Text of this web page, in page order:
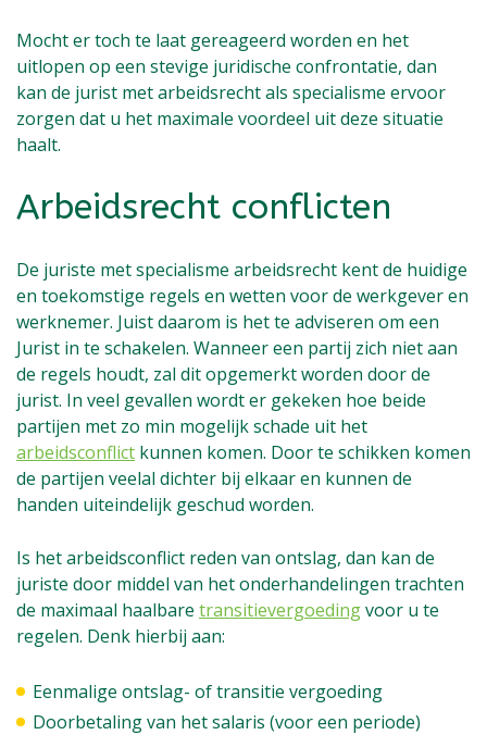
Mocht er toch te laat gereageerd worden en het
uitlopen op een stevige juridische confrontatie, dan
kan de jurist met arbeidsrecht als specialisme ervoor
zorgen dat u het maximale voordeel uit deze situatie
haalt.
Arbeidsrecht conflicten
De juriste met specialisme arbeidsrecht kent de huidige
en toekomstige regels en wetten voor de werkgever en
werknemer. Juist daarom is het te adviseren om een
Jurist in te schakelen. Wanneer een partij zich niet aan
de regels houdt, zal dit opgemerkt worden door de
jurist. In veel gevallen wordt er gekeken hoe beide
partijen met zo min mogelijk schade uit het
arbeidsconflict kunnen komen. Door te schikken komen
de partijen veelal dichter bij elkaar en kunnen de
handen uiteindelijk geschud worden.
Is het arbeidsconflict reden van ontslag, dan kan de
juriste door middel van het onderhandelingen trachten
de maximaal haalbare transitievergoedingvoor u te
regelen. Denk hierbij aan:
Eenmalige ontslag- of transitie vergoeding
Doorbetaling van het salaris (voor een periode)